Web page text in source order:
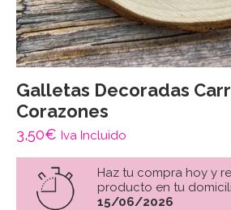
Galletas Decoradas
Corazones
3,50€ Iva Incluido
Haz tu compra hoy y
producto en tu
15/06/2026